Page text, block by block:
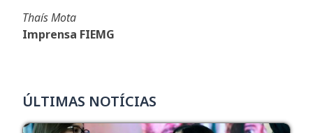
Thaís Mota
Imprensa FIEMG
ÚLTIMAS NOTÍCIAS